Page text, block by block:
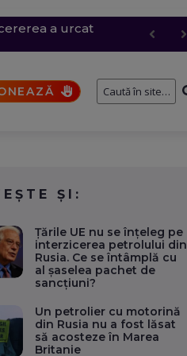
a urcat
logistic cheie
consilier
de SRI
interese. Ce case,
ȘI:
Țările UE nu se înțeleg pe
interzicerea petrolului din
Rusia. Ce se întâmplă cu
al șaselea pachet de
sancţiuni?
Un petrolier cu motorină
din Rusia nu a fost lăsat
să acosteze în Marea
Britanie